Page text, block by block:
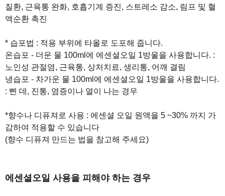
질환, 근육통 완화, 호흡기계 증진, 스트레소 감소, 림프 및 혈
액순환 촉진
* 습포법 : 적용 부위에 타올로 도포해 줍니다.
온습포 - 더운 물 100ml에 에센셜오일 1방울을 사용합니다. :
노인성 관절염, 근육통, 상처치료, 생리통, 어깨 결림
냉습포 - 차가운 물 100ml에 에센셜오일 1방울을 사용합니다.
: 삔 데, 진통, 염증이나 열이 나는 경우
*향수나 디퓨져로 사용 : 에센셜 오일 원액을 5 ~30% 까지 가
감하여 적용할 수 있습니다
(향수 디퓨져 만드는 법을 참고해 주세요)
에센셜오일 사용을 피해야 하는 경우